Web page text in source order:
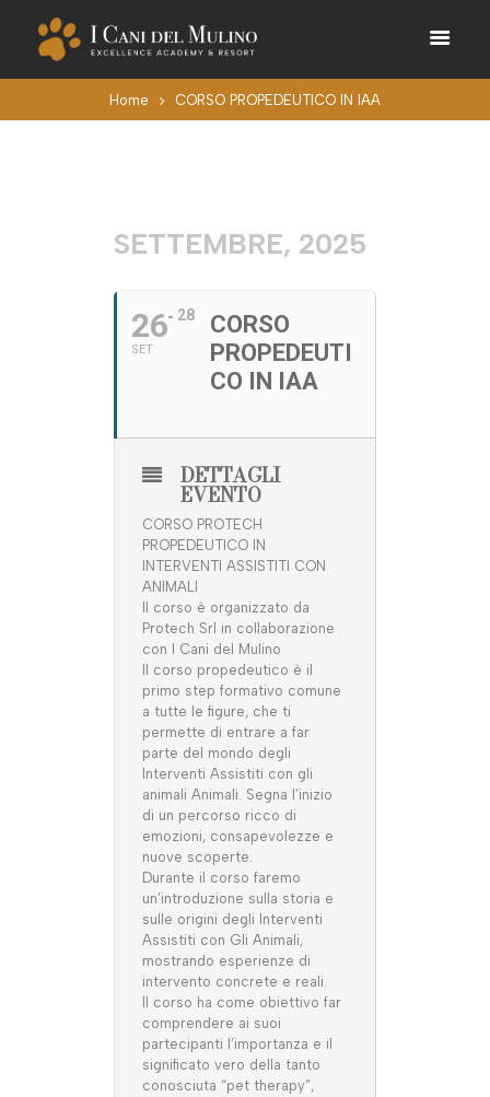
Home CORSO PROPEDEUTICO IN IAA
SETTEMBRE, 2025
26
SET
28
CORSO
PROPEDEUTI
CO IN IAA
DETTAGLI
EVENTO
CORSO PROTECH
PROPEDEUTICO IN
INTERVENTI ASSISTITI CON
ANIMALI
Il corso è organizzato da
Protech Srl in collaborazione
con I Cani del Mulino
Il corso propedeutico è il
primo step formativo comune
a tutte le figure, che ti
permette di entrare a far
parte del mondo degli
Interventi Assistiti con gli
animali Animali. Segna l’inizio
di un percorso ricco di
emozioni, consapevolezze e
nuove scoperte.
Durante il corso faremo
un’introduzione sulla storia e
sulle origini degli Interventi
Assistiti con Gli Animali,
mostrando esperienze di
intervento concrete e reali.
Il corso ha come obiettivo far
comprendere ai suoi
partecipanti l’importanza e il
significato vero della tanto
conosciuta “pet therapy”,